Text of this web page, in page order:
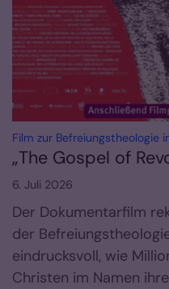
Film zur Befreiungstheologie
„The Gospel of
6. Juli 2026
Der Dokumentarfilm
der
eindrucksvoll, wie
Christen im Namen